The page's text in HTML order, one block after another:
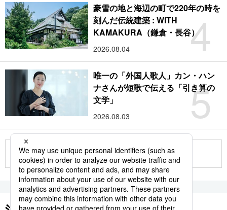
4
豪雪の地と海辺の町で220年の時を
刻んだ伝統建築 : WITH
KAMAKURA（鎌倉・長谷）
2026.08.04
5
唯一の「外国人歌人」カン・ハン
ナさんが短歌で伝える「引き算の
文学」
2026.08.03
もっと見る